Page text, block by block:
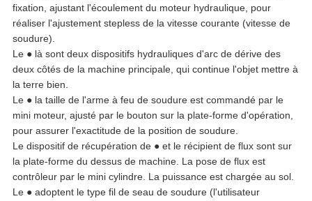
fixation, ajustant l'écoulement du moteur hydraulique, pour
réaliser l'ajustement stepless de la vitesse courante (vitesse de
soudure).
Le ● là sont deux dispositifs hydrauliques d'arc de dérive des
deux côtés de la machine principale, qui continue l'objet mettre à
la terre bien.
Le ● la taille de l'arme à feu de soudure est commandé par le
mini moteur, ajusté par le bouton sur la plate-forme d'opération,
pour assurer l'exactitude de la position de soudure.
Le dispositif de récupération de ● et le récipient de flux sont sur
la plate-forme du dessus de machine. La pose de flux est
contrôleur par le mini cylindre. La puissance est chargée au sol.
Le ● adoptent le type fil de seau de soudure (l'utilisateur